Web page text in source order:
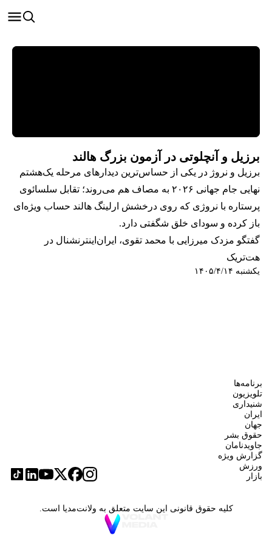
برزیل و آنچلوتی در آزمون بزرگ هالند
برزیل و نروژ در یکی از حساس‌ترین دیدارهای مرحله یک‌هشتم
نهایی جام جهانی ۲۰۲۶ به مصاف هم می‌روند؛ تقابل سلسائوی
پرستاره با نروژی که روی درخشش ارلینگ هالند حساب ویژه‌ای
باز کرده و سودای خلق شگفتی دارد.
گفتگو مزدک میرزایی با محمد تقوی، ایران‌اینترنشنال در
هت‌تریک
یکشنبه ۱۴۰۵/۴/۱۴
برنامه‌ها
تلویزیون
شنیداری
ایران
جهان
حقوق بشر
جاویدنامان
گزارش ویژه
ورزش
بازار
کلیه حقوق قانونی این سایت متعلق به ولانت‌مدیا است.